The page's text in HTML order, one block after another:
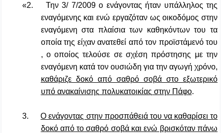
«2. Την 3/ 7/2009 ο ενάγοντας ήταν υπάλληλος της
εναγόμενης και ενώ εργαζόταν ως οικοδόμος στην
εναγόμενη στα πλαίσια των καθηκόντων του τα
οποία της είχαν ανατεθεί από τον προϊστάμενό του
, ο οποίος τελούσε σε σχέση πρόστησης με την
εναγόμενη κατά τον ουσιώδη για την αγωγή χρόνο,
καθάριζε δοκό από σαθρό σοβά στο εξωτερικό
υπό ανακαίνισης πολυκατοικίας στην Πάφο.
3.Ο ενάγοντας στην προσπάθειά του να καθαρίσει το
δοκό από το σαθρό σοβά και ενώ βρισκόταν πάνω